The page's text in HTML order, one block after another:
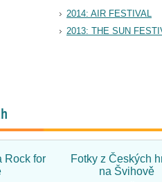
2014: AIR FESTIVAL
2013: THE SUN
Rock for
Fotky z Českých
na Švihově